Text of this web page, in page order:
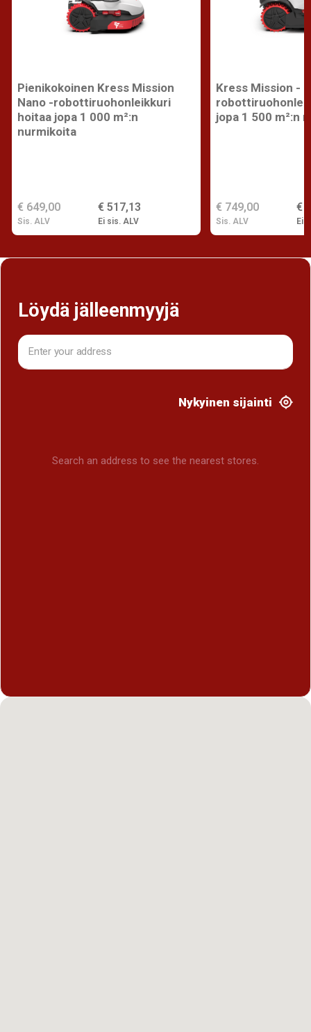
Pienikokoinen Kress Mission
Nano -robottiruohonleikkuri
hoitaa jopa 1 000 m²:n
nurmikoita
€ 517,13
Ei sis. ALV
€ 649,00
Sis. ALV
Kress Mission -
jopa 1 500 m²:n
€
Ei
€ 749,00
Sis. ALV
Löydä jälleenmyyjä
Nykyinen sijainti
Search an address to see the nearest stores.